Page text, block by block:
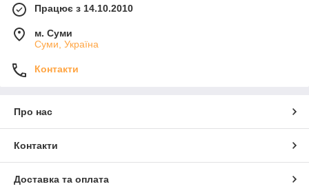
Працює з 14.10.2010
м. Суми
Суми, Україна
Контакти
Про нас
Контакти
Доставка та оплата